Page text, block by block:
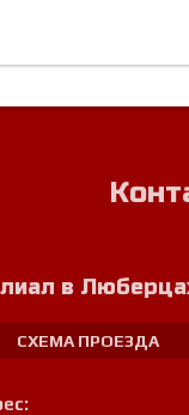
в
СХЕМА ПРОЕЗДА